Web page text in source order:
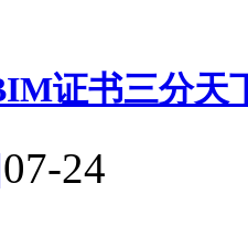
证书三分天
07-24